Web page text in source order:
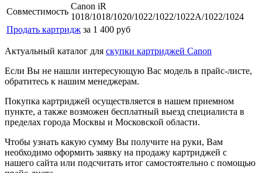
Совместимость
Canon iR
1018/1018/1020/1022/1022/1022A/1022/1024
Продать картридж за 1 400 руб
Актуальный каталог для скупки картриджей Canon
Если Вы не нашли интересующую Вас модель в прайс-листе,
обратитесь к нашим менеджерам.
Покупка картриджей осуществляется в нашем приемном
пункте, а также возможен бесплатный выезд специалиста в
пределах города Москвы и Московской области.
Чтобы узнать какую сумму Вы получите на руки, Вам
необходимо оформить заявку на продажу картриджей с
нашего сайта или подсчитать итог самостоятельно с помощью